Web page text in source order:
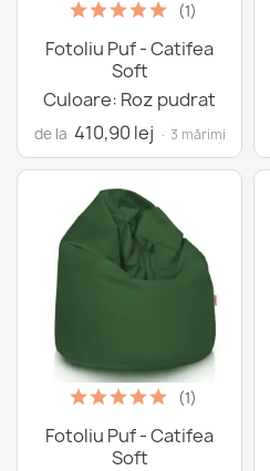
(1)
Fotoliu Puf - Catifea
Soft
Culoare: Roz pudrat
de la 410,90 lej · 3 mărimi
(1)
Fotoliu Puf - Catifea
Soft